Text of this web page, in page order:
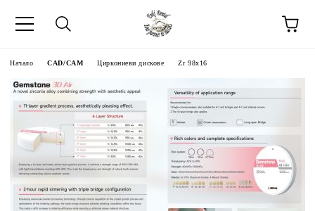
Начало CAD/CAM Циркониеви дискове Zr 98x16